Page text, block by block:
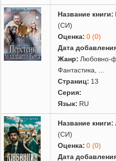
Название книги:
(СИ)
Оценка: 0 (0)
Дата
Жанр: Любовно-
Фантастика
Страниц: 13
Серия:
Язык: RU
Название книги:
(СИ)
Оценка: 0 (0)
Дата